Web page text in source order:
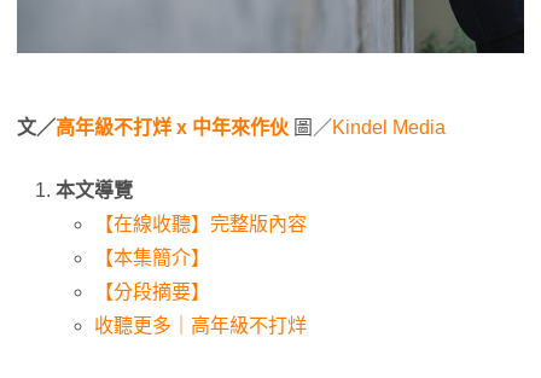
文／高年級不打烊 x 中年來作伙 圖／Kindel Media
本文導覽
【在線收聽】完整版內容
【本集簡介】
【分段摘要】
收聽更多｜高年級不打烊